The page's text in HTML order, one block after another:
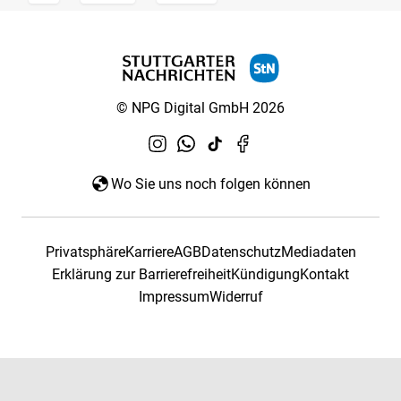
© NPG Digital GmbH 2026
Wo Sie uns noch folgen können
PrivatsphäreKarriereAGBDatenschutzMediadaten
Erklärung zur BarrierefreiheitKündigungKontakt
ImpressumWiderruf